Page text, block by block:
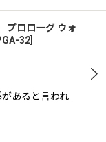
プロローグ ウォ
32
あると言われ